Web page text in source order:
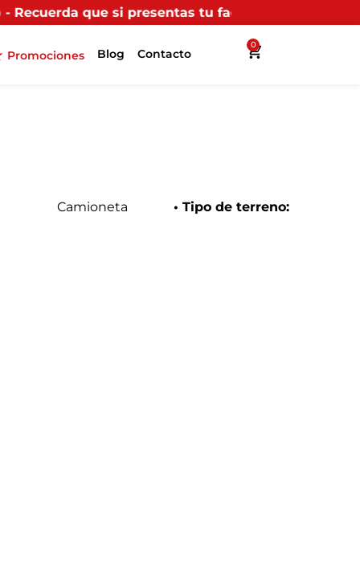
presentas tu factura (física o digital) en uno de
Promociones Blog Contacto
0
Camioneta • Tipo de terreno: